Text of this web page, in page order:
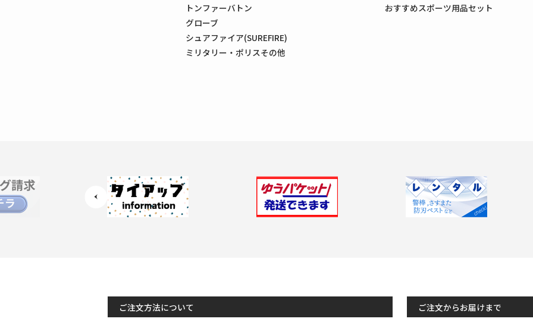
トンファーバトン
グローブ
シュアファイア(SUREFIRE)
ミリタリー・ポリスその他
おすすめスポーツ用品セット
Next
ご注文方法について ご注文からお届けまで